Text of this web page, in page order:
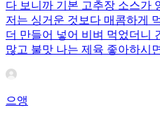
다 보니까 기본 고추장 소스가
저는 싱거운 것보다 매콤하게
더 만들어 넣어 비벼 먹었더니
많고 불맛 나는 제육 좋아하시
으앵